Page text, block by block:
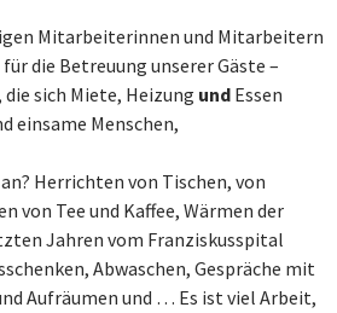
Mitarbeiterinnen und Mitarbeitern
die Betreuung unserer Gäste –
sich Miete, Heizung und Essen
einsame Menschen,
Herrichten von Tischen, von
von Tee und Kaffee, Wärmen der
Jahren vom Franziskusspital
Abwaschen, Gespräche mit
Aufräumen und … Es ist viel Arbeit,